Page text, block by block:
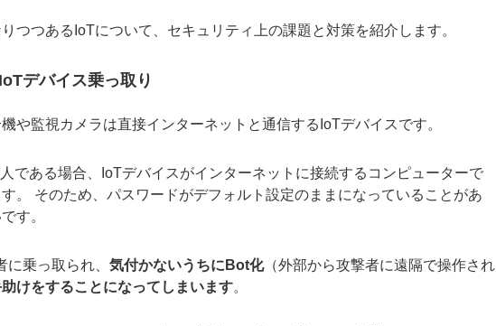
つつあるIoTについて、セキュリティ上の課題と対策を紹介します。
デバイス乗っ取り
や監視カメラは直接インターネットと通信するIoTデバイスです。
である場合、IoTデバイスがインターネットに接続するコンピューターで
。 そのため、パスワードがデフォルト設定のままになっていることがあ
す。
に乗っ取られ、気付かないうちにBot化（外部から攻撃者に遠隔で操作され
けをすることになってしまいます。